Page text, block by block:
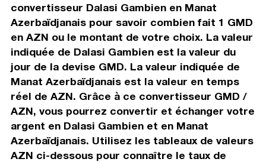
convertisseur Dalasi Gambien en Manat
Azerbaïdjanais pour savoir combien fait 1 GMD
en AZN ou le montant de votre choix. La valeur
indiquée de Dalasi Gambien est la valeur du
jour de la devise GMD. La valeur indiquée de
Manat Azerbaïdjanais est la valeur en temps
réel de AZN. Grâce à ce convertisseur GMD /
AZN, vous pourrez convertir et échanger votre
argent en Dalasi Gambien et en Manat
Azerbaïdjanais. Utilisez les tableaux de valeurs
AZN ci-dessous pour connaître le taux de